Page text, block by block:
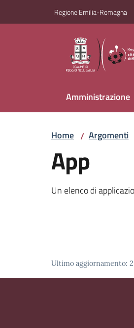
Regione Emilia-Romagna
Amministrazione
Home / Argomenti
App
Un elenco di
Ultimo aggiornamento: